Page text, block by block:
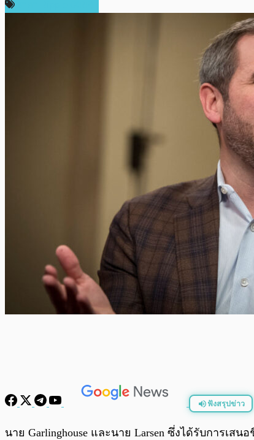
ฟังสรุปข่าว
พร้อมเล่น
นาย Garlinghouse และนาย Larsen ซึ่งได้รับการเส